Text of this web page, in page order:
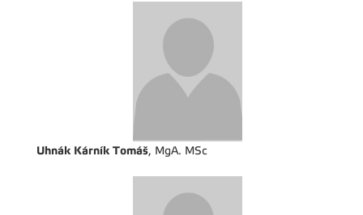
Uhnák Kárník Tomáš, MgA. MSc